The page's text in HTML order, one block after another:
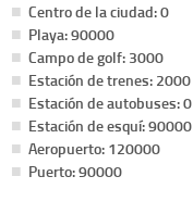
Centro de la ciudad: 0
Playa: 90000
Campo de golf: 3000
Estación de trenes: 2000
Estación de autobuses: 0
Estación de esquí: 90000
Aeropuerto: 120000
Puerto: 90000